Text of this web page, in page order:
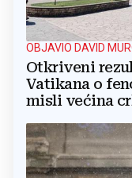
OBJAVIO DAVID
Otkriveni
Vatikana o
misli većina